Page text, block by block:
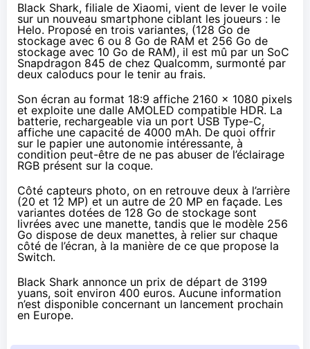
Black Shark, filiale de Xiaomi, vient de lever le voile
sur un nouveau smartphone ciblant les joueurs : le
Helo. Proposé en trois variantes, (128 Go de
stockage avec 6 ou 8 Go de RAM et 256 Go de
stockage avec 10 Go de RAM), il est mû par un SoC
Snapdragon 845 de chez Qualcomm, surmonté par
deux caloducs pour le tenir au frais.
Son écran au format 18:9 affiche 2160 x 1080 pixels
et exploite une dalle AMOLED compatible HDR. La
batterie, rechargeable via un port USB Type-C,
affiche une capacité de 4000 mAh. De quoi offrir
sur le papier une autonomie intéressante, à
condition peut-être de ne pas abuser de l’éclairage
RGB présent sur la coque.
Côté capteurs photo, on en retrouve deux à l’arrière
(20 et 12 MP) et un autre de 20 MP en façade. Les
variantes dotées de 128 Go de stockage sont
livrées avec une manette, tandis que le modèle 256
Go dispose de deux manettes, à relier sur chaque
côté de l’écran, à la manière de ce que propose la
Switch.
Black Shark annonce un prix de départ de 3199
yuans, soit environ 400 euros. Aucune information
n’est disponible concernant un lancement prochain
en Europe.